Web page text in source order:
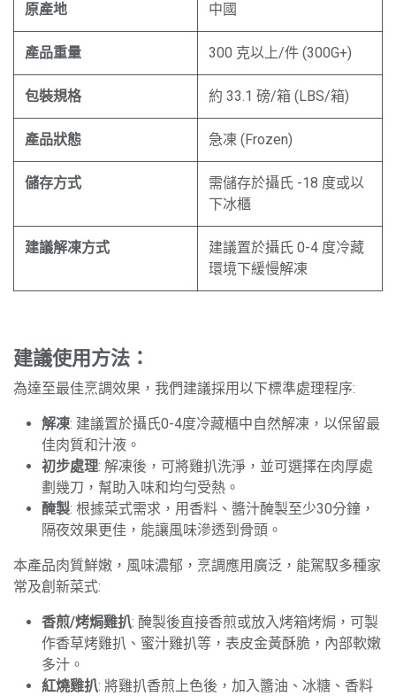
原產地 中國
產品重量 300 克以上/件 (300G+)
包裝規格 約 33.1 磅/箱 (LBS/箱)
產品狀態 急凍 (Frozen)
儲存方式
需儲存於攝氏 -18 度或以
下冰櫃
建議解凍方式
建議置於攝氏 0-4 度冷藏
環境下緩慢解凍
建議使用方法：
為達至最佳烹調效果，我們建議採用以下標準處理程序:
解凍: 建議置於攝氏0-4度冷藏櫃中自然解凍，以保留最
佳肉質和汁液。
初步處理: 解凍後，可將雞扒洗淨，並可選擇在肉厚處
劃幾刀，幫助入味和均勻受熱。
醃製: 根據菜式需求，用香料、醬汁醃製至少30分鐘，
隔夜效果更佳，能讓風味滲透到骨頭。
本產品肉質鮮嫩，風味濃郁，烹調應用廣泛，能駕馭多種家
常及創新菜式:
香煎/烤焗雞扒: 醃製後直接香煎或放入烤箱烤焗，可製
作香草烤雞扒、蜜汁雞扒等，表皮金黃酥脆，內部軟嫩
多汁。
紅燒雞扒: 將雞扒香煎上色後，加入醬油、冰糖、香料